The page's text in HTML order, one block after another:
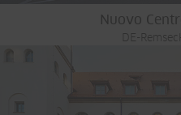
Nuovo
DE-